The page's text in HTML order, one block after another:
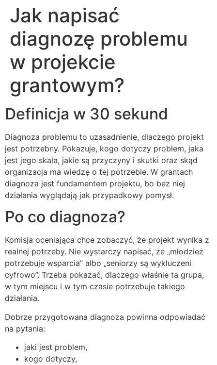
Jak napisać
diagnozę problemu
w projekcie
grantowym?
Definicja w 30 sekund
Diagnoza problemu to uzasadnienie, dlaczego projekt
jest potrzebny. Pokazuje, kogo dotyczy problem, jaka
jest jego skala, jakie są przyczyny i skutki oraz skąd
organizacja ma wiedzę o tej potrzebie. W grantach
diagnoza jest fundamentem projektu, bo bez niej
działania wyglądają jak przypadkowy pomysł.
Po co diagnoza?
Komisja oceniająca chce zobaczyć, że projekt wynika z
realnej potrzeby. Nie wystarczy napisać, że „młodzież
potrzebuje wsparcia” albo „seniorzy są wykluczeni
cyfrowo”. Trzeba pokazać, dlaczego właśnie ta grupa,
w tym miejscu i w tym czasie potrzebuje takiego
działania.
Dobrze przygotowana diagnoza powinna odpowiadać
na pytania:
jaki jest problem,
kogo dotyczy,